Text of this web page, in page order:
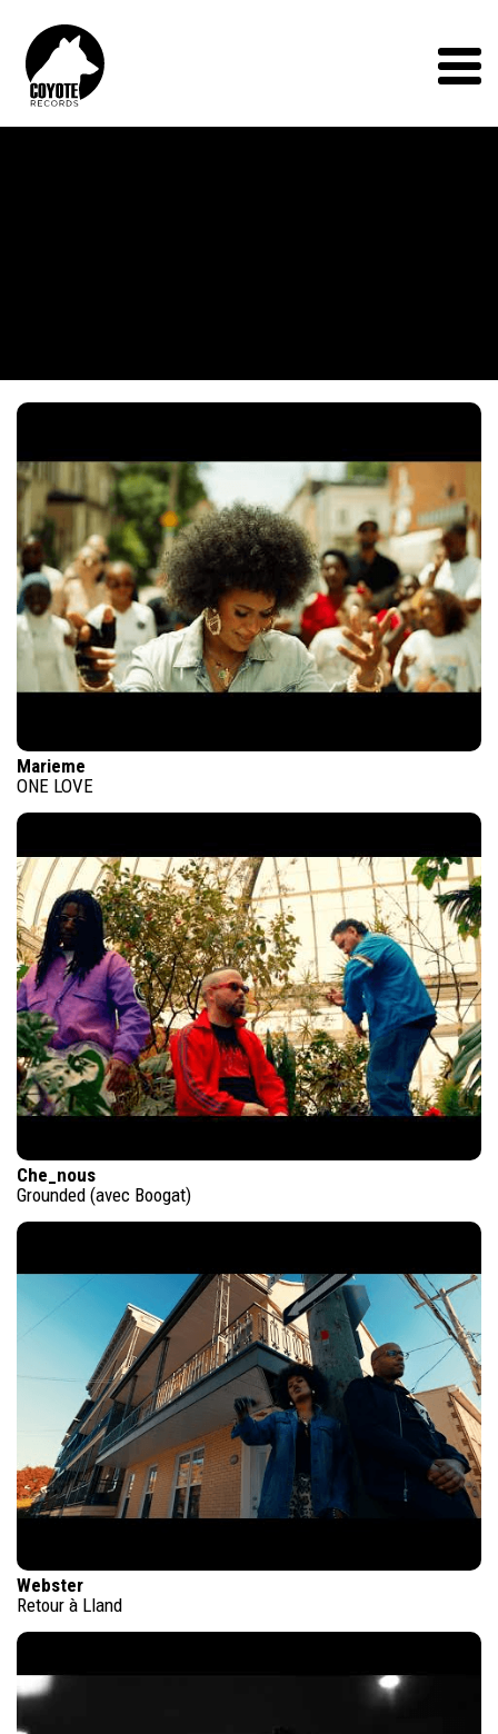
Records
Menu
Marieme
ONE LOVE
Che_nous
Grounded (avec Boogat)
Webster
Retour à Lland